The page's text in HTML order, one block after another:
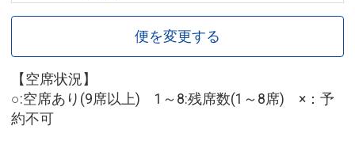
便を変更する
【空席状況】
○:空席あり(9席以上) 1～8:残席数(1～8席) ×：予
約不可